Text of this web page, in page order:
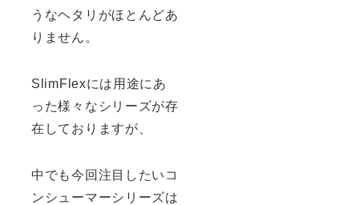
うなヘタリがほとんどあ
りません。
SlimFlexには用途にあ
った様々なシリーズが存
在しておりますが、
中でも今回注目したいコ
ンシューマーシリーズは